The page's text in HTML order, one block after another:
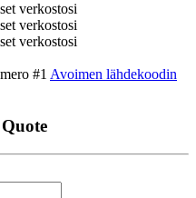
verkostosi
verkostosi
verkostosi
#1 Avoimen lähdekoodin